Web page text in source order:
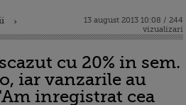
13 august 2013 10:08 / 244
vizualizari
cu 20% in sem.
iar vanzarile au
inregistrat cea